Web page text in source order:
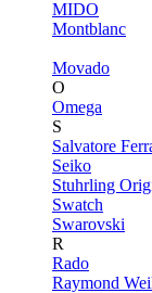
MIDO
Montblanc
Movado
O
Omega
S
Salvatore
Seiko
Stuhrling
Swatch
Swarovski
R
Rado
Raymond